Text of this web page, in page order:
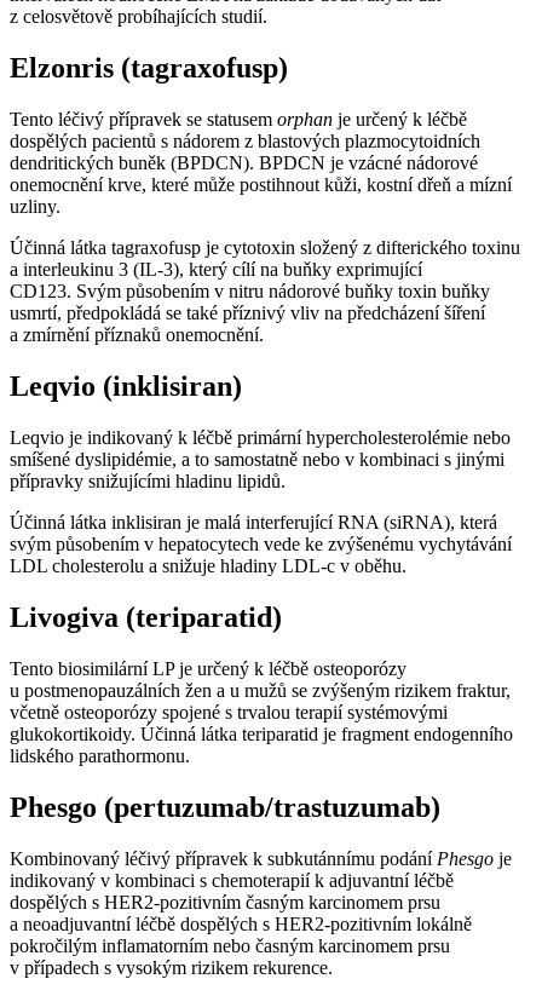
z celosvětově probíhajících studií.
Elzonris (tagraxofusp)
Tento léčivý přípravek se statusem orphan je určený k léčbě
dospělých pacientů s nádorem z blastových plazmocytoidních
dendritických buněk (BPDCN). BPDCN je vzácné nádorové
onemocnění krve, které může postihnout kůži, kostní dřeň a mízní
uzliny.
Účinná látka tagraxofusp je cytotoxin složený z difterického toxinu
a interleukinu 3 (IL-3), který cílí na buňky exprimující
CD123. Svým působením v nitru nádorové buňky toxin buňky
usmrtí, předpokládá se také příznivý vliv na předcházení šíření
a zmírnění příznaků onemocnění.
Leqvio (inklisiran)
Leqvio je indikovaný k léčbě primární hypercholesterolémie nebo
smíšené dyslipidémie, a to samostatně nebo v kombinaci s jinými
přípravky snižujícími hladinu lipidů.
Účinná látka inklisiran je malá interferující RNA (siRNA), která
svým působením v hepatocytech vede ke zvýšenému vychytávání
LDL cholesterolu a snižuje hladiny LDL-c v oběhu.
Livogiva (teriparatid)
Tento biosimilární LP je určený k léčbě osteoporózy
u postmenopauzálních žen a u mužů se zvýšeným rizikem fraktur,
včetně osteoporózy spojené s trvalou terapií systémovými
glukokortikoidy. Účinná látka teriparatid je fragment endogenního
lidského parathormonu.
Phesgo (pertuzumab/trastuzumab)
Kombinovaný léčivý přípravek k subkutánnímu podání Phesgo je
indikovaný v kombinaci s chemoterapií k adjuvantní léčbě
dospělých s HER2-pozitivním časným karcinomem prsu
a neoadjuvantní léčbě dospělých s HER2-pozitivním lokálně
pokročilým inflamatorním nebo časným karcinomem prsu
v případech s vysokým rizikem rekurence.